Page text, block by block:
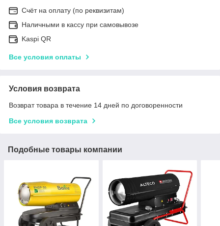
Счёт на оплату (по реквизитам)
Наличными в кассу при самовывозе
Kaspi QR
Все условия оплаты
Условия возврата
Возврат товара в течение 14 дней по договоренности
Все условия возврата
Подобные товары компании